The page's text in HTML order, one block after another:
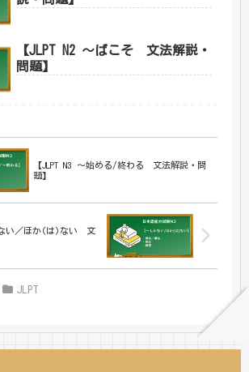
【JLPT N2 ～ばこそ 文法解説・
問題】
【JLPT N3 ～始める/終わる 文法解説・問
題】
ない／ほか(は)ない 文
JLPT